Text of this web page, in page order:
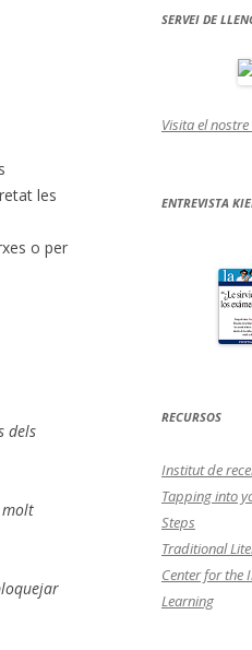
les
o per
dels
molt
SERVEI DE
Visita el nostre
ENTREVISTA
RECURSOS
Institut de
Tapping into
Steps
Traditional
Center for the
Learning